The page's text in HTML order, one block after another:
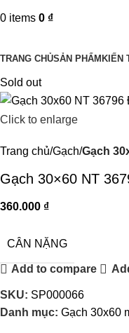
0 items 0 ₫
TRANG CHỦSẢN PHẨM KIẾN
Sold out
Click to enlarge
Trang chủ Gạch Gạch
Gạch 30×60 NT
360.000 ₫
CÂN NẶNG
Add to compare
SKU: SP000066
Danh mục: Gạch 30x60